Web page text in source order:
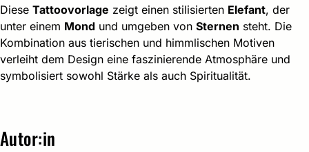
Diese Tattoovorlage zeigt einen stilisierten Elefant, der
unter einem Mond und umgeben von Sternen steht. Die
Kombination aus tierischen und himmlischen Motiven
verleiht dem Design eine faszinierende Atmosphäre und
symbolisiert sowohl Stärke als auch Spiritualität.
Autor:in